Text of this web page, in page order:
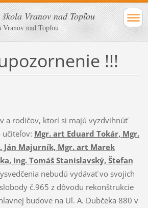
Vranov nad Topľou
Vranov nad Topľou
!!!
a rodičov, ktorí si majú vyzdvihnúť
učiteľov: Mgr. art Eduard Tokár, Mgr.
Ján Majurník, Mgr. art Marek
Ing. Tomáš Stanislavský, Štefan
nebudú vydávať vo svojich
č.965 z dôvodu rekonštrukcie
budove na Ul. A. Dubčeka 880 v